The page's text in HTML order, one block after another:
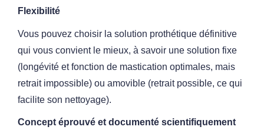
Flexibilité
Vous pouvez choisir la solution prothétique définitive
qui vous convient le mieux, à savoir une solution fixe
(longévité et fonction de mastication optimales, mais
retrait impossible) ou amovible (retrait possible, ce qui
facilite son nettoyage).
Concept éprouvé et documenté scientifiquement